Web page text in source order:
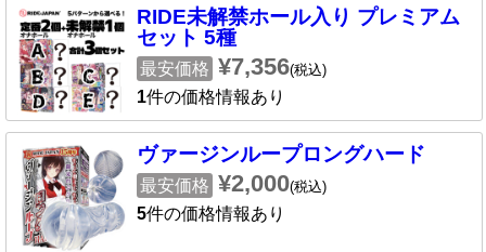
RIDE未解禁ホール入り プレミアム
セット 5種
最安価格 ¥7,356(税込)
1件の価格情報あり
ヴァージンループロングハード
最安価格 ¥2,000(税込)
5件の価格情報あり